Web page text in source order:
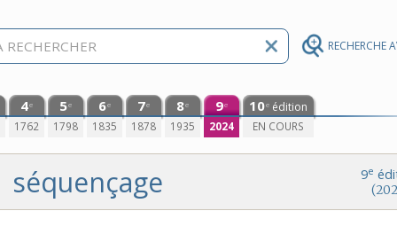
RECHERCHE
4e
1762
5e
1798
6e
1835
7e
1878
8e
1935
9e
2024
10e édition
EN COURS
9e
séquençage